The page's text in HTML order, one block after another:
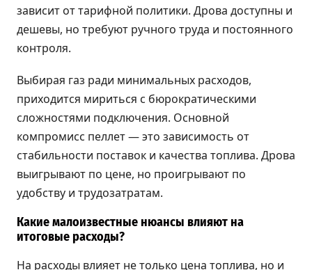
зависит от тарифной политики. Дрова доступны и
дешевы, но требуют ручного труда и постоянного
контроля.
Выбирая газ ради минимальных расходов,
приходится мириться с бюрократическими
сложностями подключения. Основной
компромисс пеллет — это зависимость от
стабильности поставок и качества топлива. Дрова
выигрывают по цене, но проигрывают по
удобству и трудозатратам.
Какие малоизвестные нюансы влияют на
итоговые расходы?
На расходы влияет не только цена топлива, но и